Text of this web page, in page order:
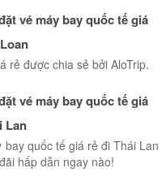
vé máy bay quốc tế giá
rẻ được chia sẻ bởi AloTrip.
vé máy bay quốc tế giá
Lan
quốc tế giá rẻ đi Thái Lan
hấp dẫn ngay nào!